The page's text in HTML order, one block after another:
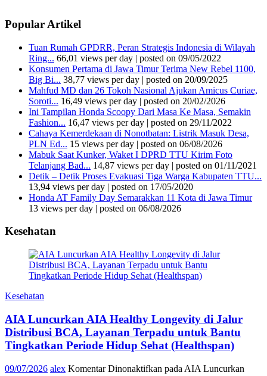
Popular Artikel
Tuan Rumah GPDRR, Peran Strategis Indonesia di Wilayah
Ring... 66,01 views per day | posted on 09/05/2022
Konsumen Pertama di Jawa Timur Terima New Rebel 1100,
Big Bi... 38,77 views per day | posted on 20/09/2025
Mahfud MD dan 26 Tokoh Nasional Ajukan Amicus Curiae,
Soroti... 16,49 views per day | posted on 20/02/2026
Ini Tampilan Honda Scoopy Dari Masa Ke Masa, Semakin
Fashion... 16,47 views per day | posted on 29/11/2022
Cahaya Kemerdekaan di Nonotbatan: Listrik Masuk Desa,
PLN Ed... 15 views per day | posted on 06/08/2026
Mabuk Saat Kunker, Waket I DPRD TTU Kirim Foto
Telanjang Bad... 14,87 views per day | posted on 01/11/2021
Detik – Detik Proses Evakuasi Tiga Warga Kabupaten TTU...
13,94 views per day | posted on 17/05/2020
Honda AT Family Day Semarakkan 11 Kota di Jawa Timur
13 views per day | posted on 06/08/2026
Kesehatan
Kesehatan
AIA Luncurkan AIA Healthy Longevity di Jalur
Distribusi BCA, Layanan Terpadu untuk Bantu
Tingkatkan Periode Hidup Sehat (Healthspan)
09/07/2026 alex Komentar Dinonaktifkan pada AIA Luncurkan